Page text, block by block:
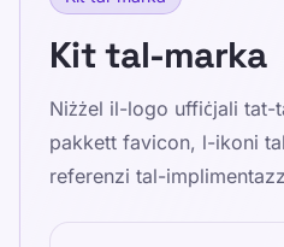
Kit tal-marka
Niżżel il-logo uffiċjali tat-
pakkett favicon, l-ikoni
referenzi tal-